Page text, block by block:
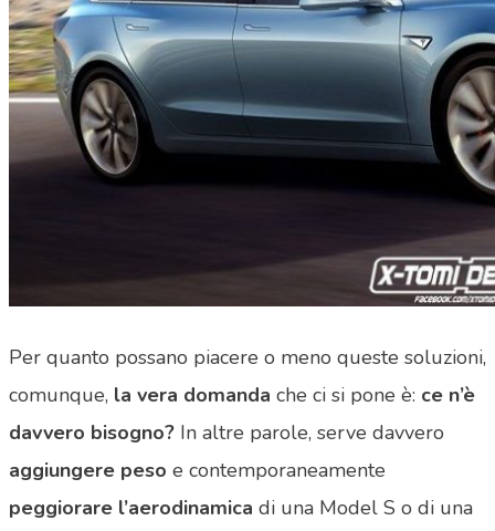
Per quanto possano piacere o meno queste soluzioni,
comunque, la vera domanda che ci si pone è: ce n’è
davvero bisogno? In altre parole, serve davvero
aggiungere peso e contemporaneamente
peggiorare l’aerodinamica di una Model S o di una